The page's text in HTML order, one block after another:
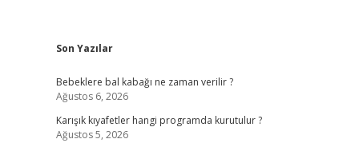
Sidebar
Son Yazılar
Bebeklere bal kabağı ne zaman verilir ?
Ağustos 6, 2026
Karışık kıyafetler hangi programda kurutulur ?
Ağustos 5, 2026